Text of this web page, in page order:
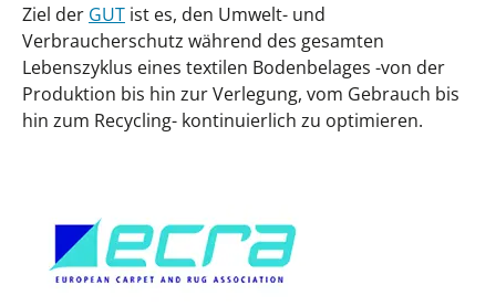
Ziel der GUT ist es, den Umwelt- und
Verbraucherschutz während des gesamten
Lebenszyklus eines textilen Bodenbelages -von der
Produktion bis hin zur Verlegung, vom Gebrauch bis
hin zum Recycling- kontinuierlich zu optimieren.